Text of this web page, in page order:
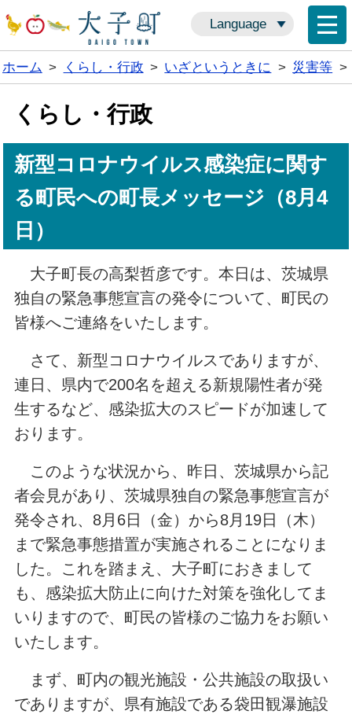
Language
ホーム > くらし・行政 > いざというときに > 災害等 >
くらし・行政
新型コロナウイルス感染症に関す
る町民への町長メッセージ（8月4
日）
大子町長の高梨哲彦です。本日は、茨城県
独自の緊急事態宣言の発令について、町民の
皆様へご連絡をいたします。
さて、新型コロナウイルスでありますが、
連日、県内で200名を超える新規陽性者が発
生するなど、感染拡大のスピードが加速して
おります。
このような状況から、昨日、茨城県から記
者会見があり、茨城県独自の緊急事態宣言が
発令され、8月6日（金）から8月19日（木）
まで緊急事態措置が実施されることになりま
した。これを踏まえ、大子町におきまして
も、感染拡大防止に向けた対策を強化してま
いりますので、町民の皆様のご協力をお願い
いたします。
まず、町内の観光施設・公共施設の取扱い
でありますが、県有施設である袋田観瀑施設